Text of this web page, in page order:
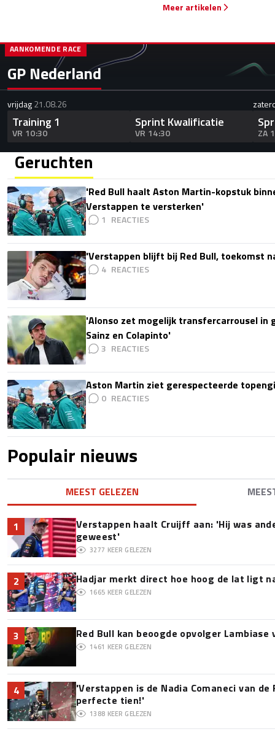
Meer artikelen
GP Nederland
AANKOMENDE RACE
vrijdag21.08.26
Training 1
VR 10:30
Sprint Kwalificatie
VR 14:30 ZA
Geruchten
'Red Bull haalt Aston Martin-kopstuk
Verstappen te versterken'
1
'Verstappen blijft bij Red Bull, toekomst
4
'Alonso zet mogelijk transfercarrousel in
Sainz en Colapinto'
3
Aston Martin ziet gerespecteerde
0
Populair nieuws
MEEST GELEZEN
1
Verstappen haalt Cruijff aan: 'Hij was
geweest'
3277 KEER GELEZEN
2 Hadjar merkt direct hoe hoog de lat ligt
1665 KEER GELEZEN
3 Red Bull kan beoogde opvolger
1461 KEER GELEZEN
4
'Verstappen is de Nadia Comaneci van de
perfecte tien!'
1388 KEER GELEZEN